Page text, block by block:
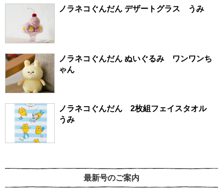
ノラネコぐんだん デザートグラス うみ
ノラネコぐんだん ぬいぐるみ ワンワンち
ゃん
ノラネコぐんだん 2枚組フェイスタオル
うみ
最新号のご案内